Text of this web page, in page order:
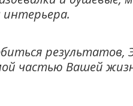
частью Вашей